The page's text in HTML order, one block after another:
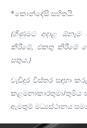
*කොන්දේසි සහිතයි.
(ගිණුමට අදාළ
කිරීමේ, එකතු කිරීමේ
සතුය.)
වැඩිදුර විස්තර සඳහා
කළමනාකාරතුමා/තුමිය
ඇමතුම් මධ්‍යස්ථානය